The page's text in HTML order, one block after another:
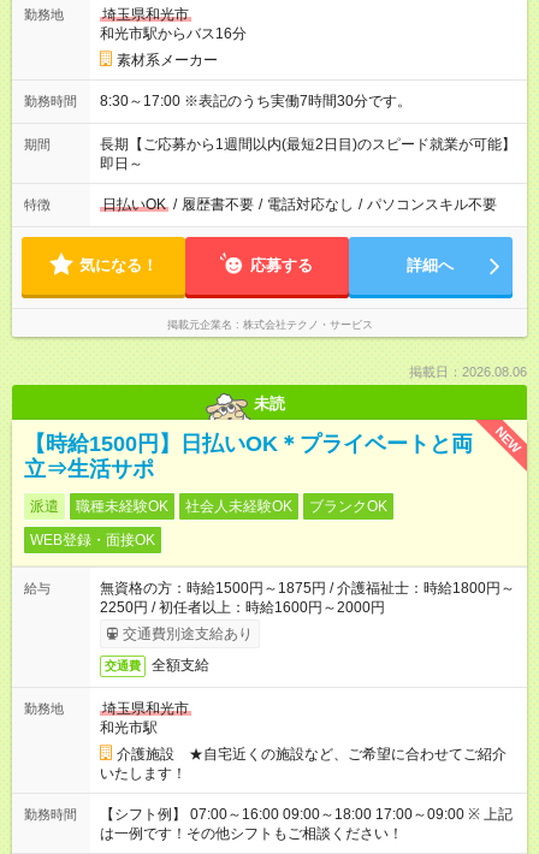
勤務地
埼玉県和光市
和光市駅からバス16分
素材系メーカー
勤務時間 8:30～17:00 ※表記のうち実働7時間30分です。
期間
長期【ご応募から1週間以内(最短2日目)のスピード就業が可能】
即日～
特徴 日払いOK / 履歴書不要 / 電話対応なし / パソコンスキル不要
気になる！ 応募する 詳細へ
掲載元企業名 株式会社テクノ・サービス
掲載日：2026.08.06
未読
NEW
【時給1500円】日払いOK＊プライベートと両
立⇒生活サポ
派遣 職種未経験OK 社会人未経験OK
ブランクOK
WEB登録・面接OK
給与
無資格の方：時給1500円～1875円 / 介護福祉士：時給1800円～
2250円 / 初任者以上：時給1600円～2000円
交通費別途支給あり
交通費 全額支給
勤務地
埼玉県和光市
和光市駅
介護施設 ★自宅近くの施設など、ご希望に合わせてご紹介
いたします！
勤務時間
【シフト例】 07:00～16:00 09:00～18:00 17:00～09:00 ※ 上記
は一例です！その他シフトもご相談ください！